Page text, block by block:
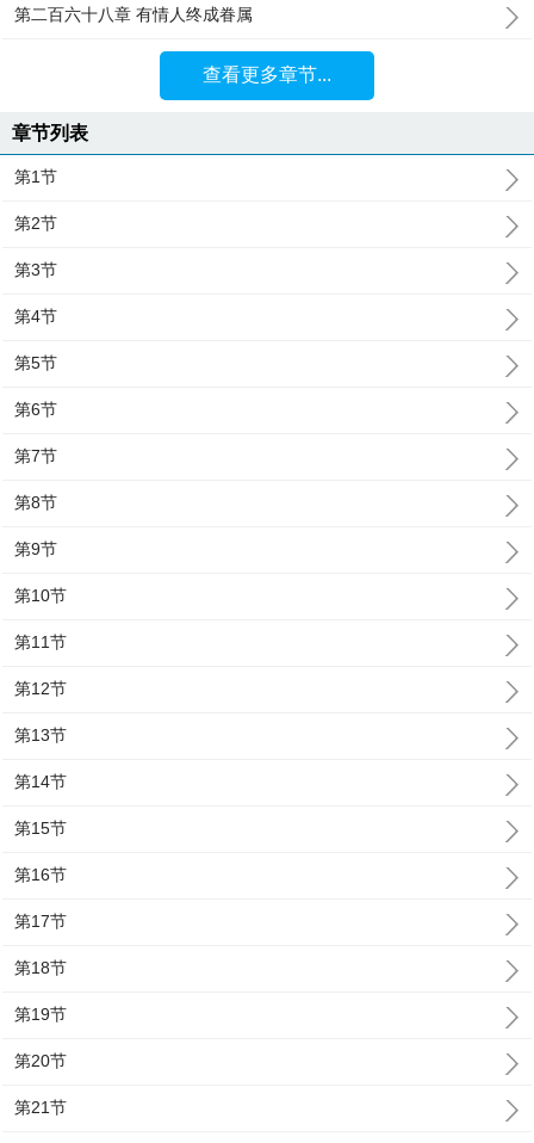
第二百六十八章 有情人终成眷属
查看更多章节...
章节列表
第1节
第2节
第3节
第4节
第5节
第6节
第7节
第8节
第9节
第10节
第11节
第12节
第13节
第14节
第15节
第16节
第17节
第18节
第19节
第20节
第21节